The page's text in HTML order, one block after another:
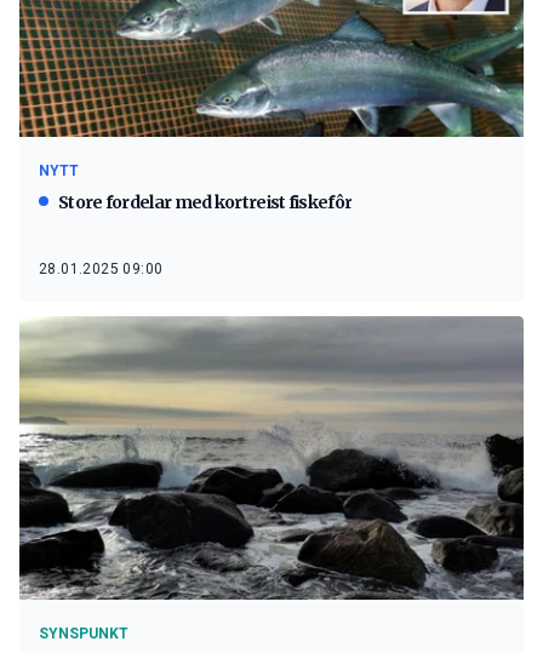
NYTT
Store fordelar med kortreist fiskefôr
28.01.2025 09:00
SYNSPUNKT